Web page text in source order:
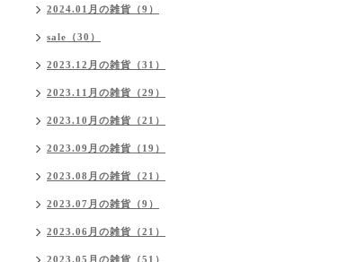
2024.01月の雑貨（9）
sale（30）
2023.12月の雑貨（31）
2023.11月の雑貨（29）
2023.10月の雑貨（21）
2023.09月の雑貨（19）
2023.08月の雑貨（21）
2023.07月の雑貨（9）
2023.06月の雑貨（21）
2023.05月の雑貨（51）